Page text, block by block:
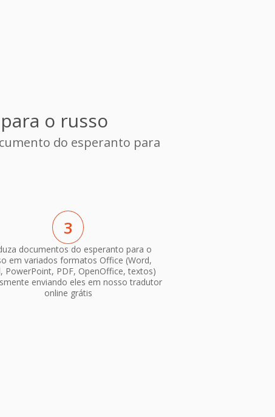
o russo
do esperanto para
3
documentos do esperanto para o
em variados formatos Office (Word,
PowerPoint, PDF, OpenOffice, textos)
enviando eles em nosso tradutor
online grátis